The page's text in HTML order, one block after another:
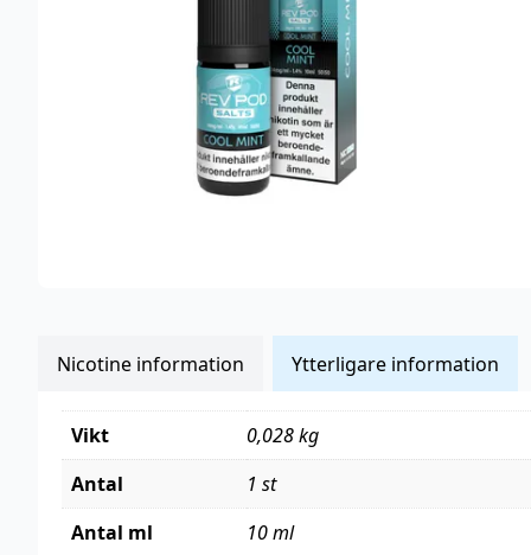
Nicotine information Ytterligare information
Vikt
0,028 kg
Antal
1 st
Antal ml
10 ml